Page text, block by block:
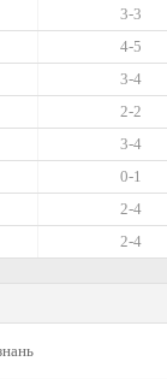
3-3
4-5
3-4
2-2
3-4
0-1
2-4
2-4